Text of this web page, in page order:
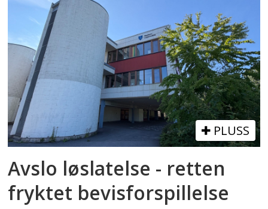
PLUSS
Avslo løslatelse - retten
fryktet bevisforspillelse